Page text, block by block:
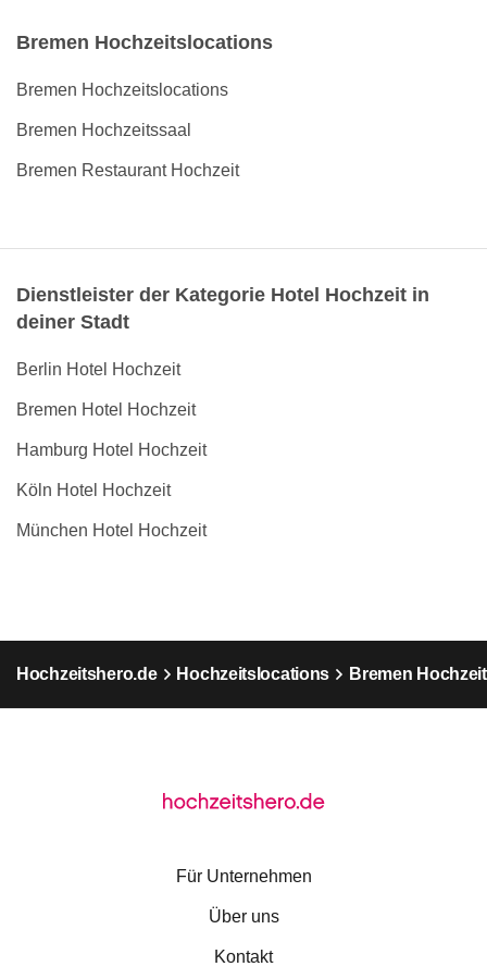
Bremen Hochzeitslocations
Bremen Hochzeitslocations
Bremen Hochzeitssaal
Bremen Restaurant Hochzeit
Dienstleister der Kategorie Hotel Hochzeit in
deiner Stadt
Berlin Hotel Hochzeit
Bremen Hotel Hochzeit
Hamburg Hotel Hochzeit
Köln Hotel Hochzeit
München Hotel Hochzeit
Hochzeitshero.de Hochzeitslocations Bremen
Für Unternehmen
Über uns
Kontakt